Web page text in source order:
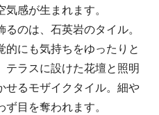
感が生まれます。
のは、石英岩のタイル。
にも気持ちをゆったりと
テラスに設けた花壇と照明
せるモザイクタイル。細や
目を奪われます。